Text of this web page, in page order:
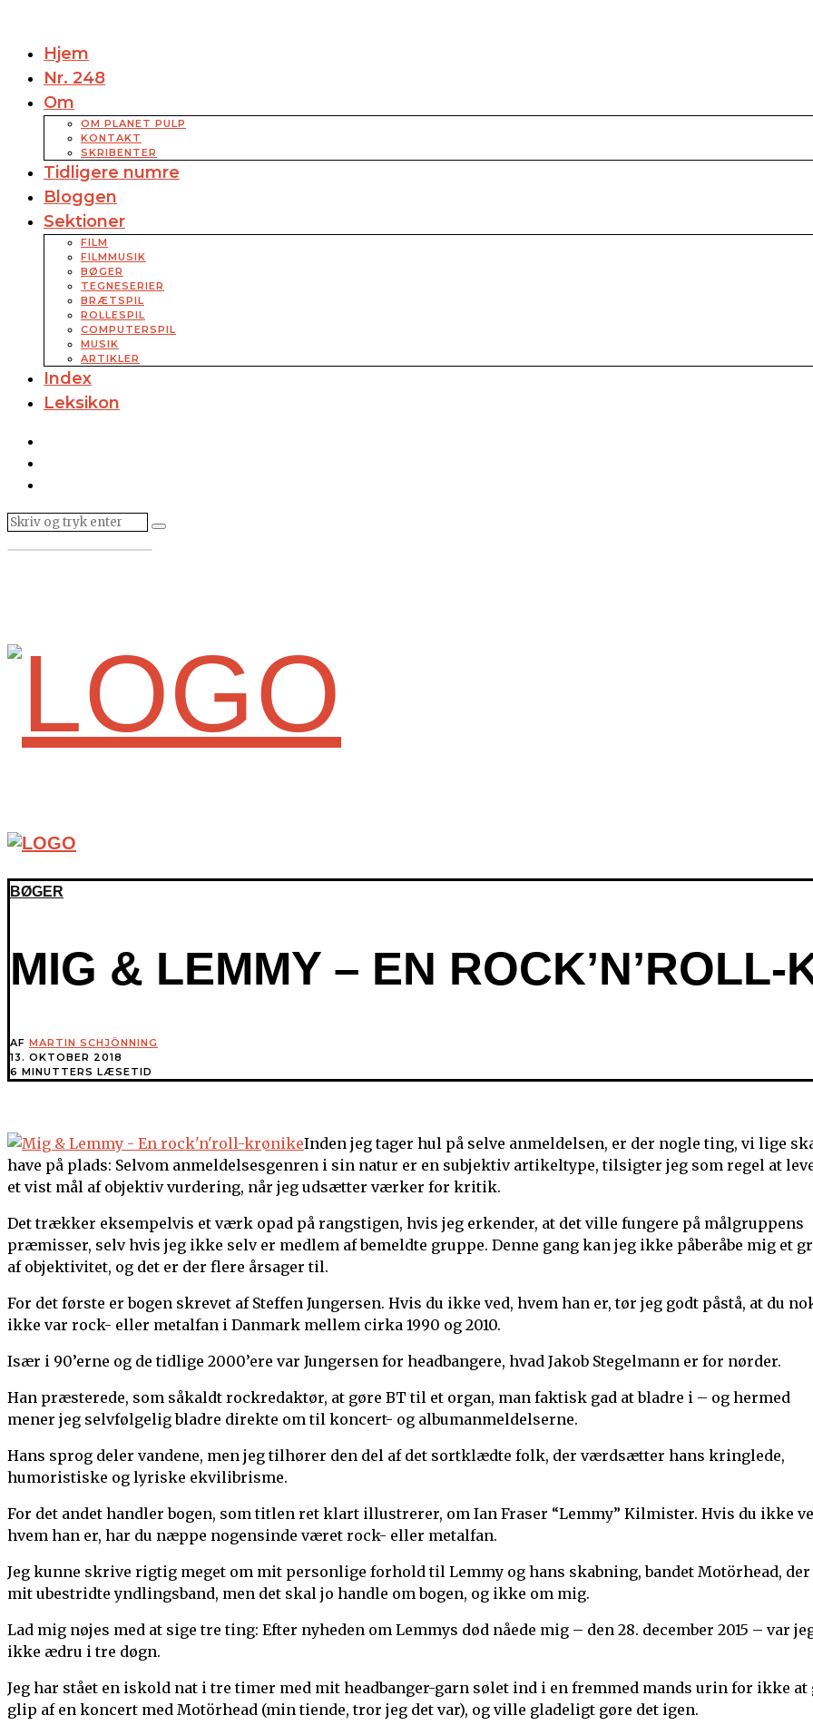
Hjem
Nr. 248
Om
OM PLANET PULP
KONTAKT
SKRIBENTER
Tidligere numre
Bloggen
Sektioner
FILM
FILMMUSIK
BØGER
TEGNESERIER
BRÆTSPIL
ROLLESPIL
COMPUTERSPIL
MUSIK
ARTIKLER
Index
Leksikon
BØGER
MIG & LEMMY – EN
AF MARTIN SCHJÖNNING
13. OKTOBER 2018
6 MINUTTERS LÆSETID
Inden jeg tager hul på selve anmeldelsen, er der nogle ting, vi lige
have på plads: Selvom anmeldelsesgenren i sin natur er en subjektiv artikeltype, tilsigter jeg som regel at
et vist mål af objektiv vurdering, når jeg udsætter værker for kritik.
Det trækker eksempelvis et værk opad på rangstigen, hvis jeg erkender, at det ville fungere på målgruppens
præmisser, selv hvis jeg ikke selv er medlem af bemeldte gruppe. Denne gang kan jeg ikke påberåbe mig et
af objektivitet, og det er der flere årsager til.
For det første er bogen skrevet af Steffen Jungersen. Hvis du ikke ved, hvem han er, tør jeg godt påstå, at du
ikke var rock- eller metalfan i Danmark mellem cirka 1990 og 2010.
Især i 90’erne og de tidlige 2000’ere var Jungersen for headbangere, hvad Jakob Stegelmann er for nørder.
Han præsterede, som såkaldt rockredaktør, at gøre BT til et organ, man faktisk gad at bladre i – og hermed
mener jeg selvfølgelig bladre direkte om til koncert- og albumanmeldelserne.
Hans sprog deler vandene, men jeg tilhører den del af det sortklædte folk, der værdsætter hans kringlede,
humoristiske og lyriske ekvilibrisme.
For det andet handler bogen, som titlen ret klart illustrerer, om Ian Fraser “Lemmy” Kilmister. Hvis du ikke
hvem han er, har du næppe nogensinde været rock- eller metalfan.
Jeg kunne skrive rigtig meget om mit personlige forhold til Lemmy og hans skabning, bandet Motörhead, der
mit ubestridte yndlingsband, men det skal jo handle om bogen, og ikke om mig.
Lad mig nøjes med at sige tre ting: Efter nyheden om Lemmys død nåede mig – den 28. december 2015 – var
ikke ædru i tre døgn.
Jeg har stået en iskold nat i tre timer med mit headbanger-garn sølet ind i en fremmed mands urin for ikke at
glip af en koncert med Motörhead (min tiende, tror jeg det var), og ville gladeligt gøre det igen.